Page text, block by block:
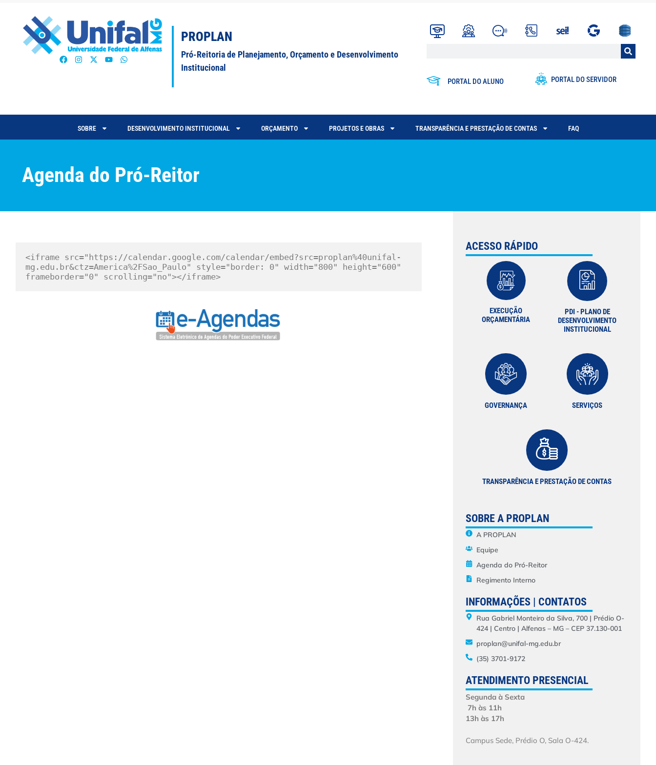
PROPLAN
Pró-Reitoria de Planejamento, Orçamento e Desenvolvimento
Institucional
PORTAL DO ALUNO PORTAL DO SERVIDOR
SOBRE DESENVOLVIMENTO INSTITUCIONAL ORÇAMENTO PROJETOS E OBRAS TRANSPARÊNCIA E PRESTAÇÃO DE CONTAS FAQ
Agenda do Pró-Reitor
<iframe src="https://calendar.google.com/calendar/embed?src=proplan%40unifal-
mg.edu.br&ctz=America%2FSao_Paulo" style="border: 0" width="800" height="600"
frameborder="0" scrolling="no"></iframe>
ACESSO RÁPIDO
EXECUÇÃO
ORÇAMENTÁRIA
PDI - PLANO DE
DESENVOLVIMENTO
INSTITUCIONAL
GOVERNANÇA SERVIÇOS
TRANSPARÊNCIA E PRESTAÇÃO DE CONTAS
SOBRE A PROPLAN
A PROPLAN
Equipe
Agenda do Pró-Reitor
Regimento Interno
INFORMAÇÕES | CONTATOS
Rua Gabriel Monteiro da Silva, 700 | Prédio O-
424 | Centro | Alfenas – MG – CEP 37.130-001
proplan@unifal-mg.edu.br
(35) 3701-9172
ATENDIMENTO PRESENCIAL
Segunda à Sexta
7h às 11h
13h às 17h
Campus Sede, Prédio O, Sala O-424.